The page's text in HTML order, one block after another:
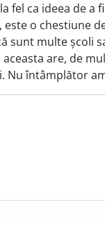
la fel ca ideea de
este o chestiune
sunt multe școli
are, de
Nu întâmplător